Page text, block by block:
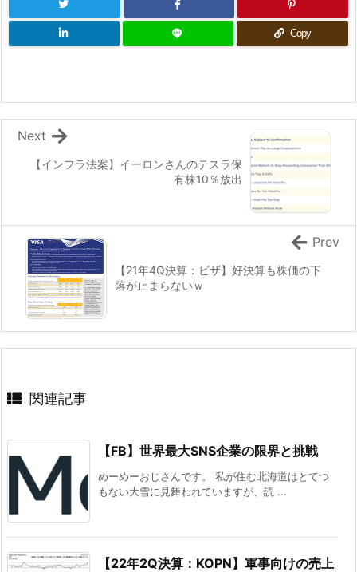
Copy
【インフラ法案】イーロンさんのテスラ保
有株10％放出
Next
【21年4Q決算：ビザ】好決算も株価の下
落が止まらないｗ
Prev
関連記事
【FB】世界最大SNS企業の限界と挑戦
めーめーおじさんです。 私が住む北海道はとてつ
もない大雪に見舞われていますが、読 ...
【22年2Q決算：KOPN】軍事向けの売上